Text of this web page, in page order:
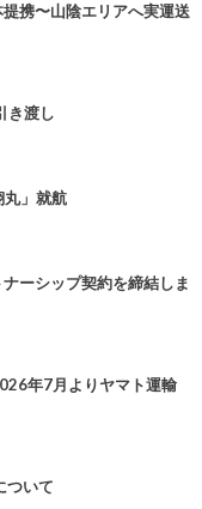
携〜山陰エリアへ実運送
き渡し
丸」就航
ーシップ契約を締結しま
年7月よりヤマト運輸
ついて